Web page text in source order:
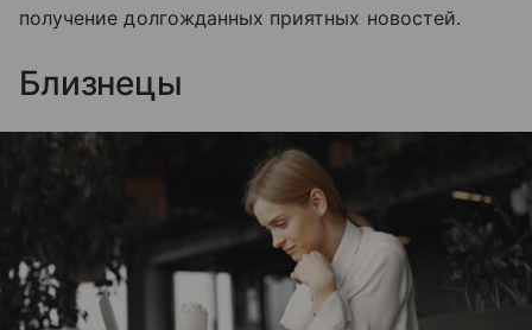
получение долгожданных приятных новостей.
Близнецы